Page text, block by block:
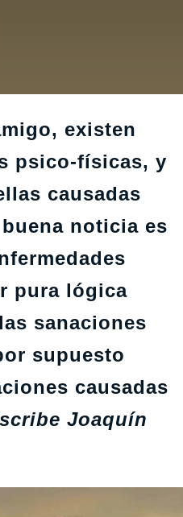
existen
psico-físicas, y
causadas
noticia es
pura lógica
sanaciones
supuesto
causadas
Joaquín